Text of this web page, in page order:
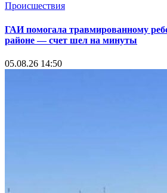
Происшествия
ГАИ помогала травмированному
районе — счет шел на минуты
05.08.26 14:50